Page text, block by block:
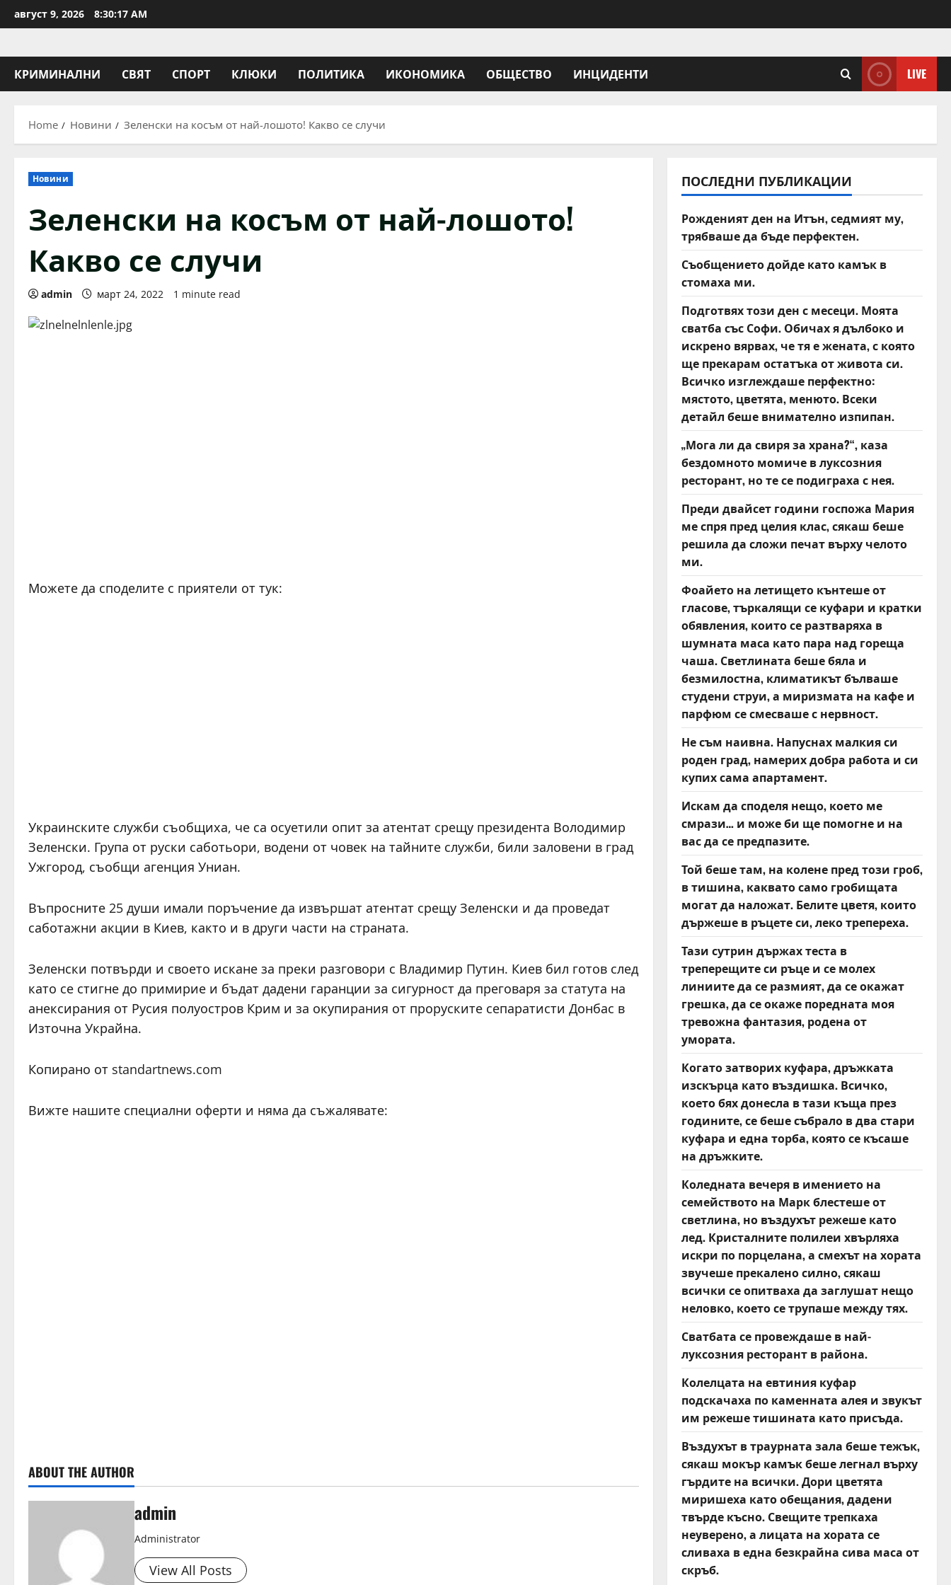
to
август 9, 2026 8:30:18 AM
КРИМИНАЛНИ СВЯТ СПОРТ КЛЮКИ ПОЛИТИКА ИКОНОМИКА ОБЩЕСТВО ИНЦИДЕНТИ LIVE
Home Новини Зеленски на косъм от най-лошото! Какво се случи
Новини
Зеленски на косъм от най-лошото!
Какво се случи
admin март 24, 2022 1 minute read
Можете да споделите с приятели от тук:
Украинските служби съобщиха, че са осуетили опит за атентат срещу президента Володимир
Зеленски. Група от руски саботьори, водени от човек на тайните служби, били заловени в град
Ужгород, съобщи агенция Униан.
Въпросните 25 души имали поръчение да извършат атентат срещу Зеленски и да проведат
саботажни акции в Киев, както и в други части на страната.
Зеленски потвърди и своето искане за преки разговори с Владимир Путин. Киев бил готов след
като се стигне до примирие и бъдат дадени гаранции за сигурност да преговаря за статута на
анексирания от Русия полуостров Крим и за окупирания от проруските сепаратисти Донбас в
Източна Украйна.
Копирано от standartnews.com
Вижте нашите специални оферти и няма да съжалявате:
ABOUT THE AUTHOR
admin
Administrator
View All Posts
ПОСЛЕДНИ ПУБЛИКАЦИИ
Рожденият ден на Итън, седмият му,
трябваше да бъде перфектен.
Съобщението дойде като камък в
стомаха ми.
Подготвях този ден с месеци. Моята
сватба със Софи. Обичах я дълбоко и
искрено вярвах, че тя е жената, с която
ще прекарам остатъка от живота си.
Всичко изглеждаше перфектно:
мястото, цветята, менюто. Всеки
детайл беше внимателно изпипан.
„Мога ли да свиря за храна?“, каза
бездомното момиче в луксозния
ресторант, но те се подиграха с нея.
Преди двайсет години госпожа Мария
ме спря пред целия клас, сякаш беше
решила да сложи печат върху челото
ми.
Фоайето на летището кънтеше от
гласове, търкалящи се куфари и кратки
обявления, които се разтваряха в
шумната маса като пара над гореща
чаша. Светлината беше бяла и
безмилостна, климатикът бълваше
студени струи, а миризмата на кафе и
парфюм се смесваше с нервност.
Не съм наивна. Напуснах малкия си
роден град, намерих добра работа и си
купих сама апартамент.
Искам да споделя нещо, което ме
смрази… и може би ще помогне и на
вас да се предпазите.
Той беше там, на колене пред този гроб,
в тишина, каквато само гробищата
могат да наложат. Белите цветя, които
държеше в ръцете си, леко трепереха.
Тази сутрин държах теста в
треперещите си ръце и се молех
линиите да се размият, да се окажат
грешка, да се окаже поредната моя
тревожна фантазия, родена от
умората.
Когато затворих куфара, дръжката
изскърца като въздишка. Всичко,
което бях донесла в тази къща през
годините, се беше събрало в два стари
куфара и една торба, която се късаше
на дръжките.
Коледната вечеря в имението на
семейството на Марк блестеше от
светлина, но въздухът режеше като
лед. Кристалните полилеи хвърляха
искри по порцелана, а смехът на хората
звучеше прекалено силно, сякаш
всички се опитваха да заглушат нещо
неловко, което се трупаше между тях.
Сватбата се провеждаше в най-
луксозния ресторант в района.
Колелцата на евтиния куфар
подскачаха по каменната алея и звукът
им режеше тишината като присъда.
Въздухът в траурната зала беше тежък,
сякаш мокър камък беше легнал върху
гърдите на всички. Дори цветята
миришеха като обещания, дадени
твърде късно. Свещите трепкаха
неуверено, а лицата на хората се
сливаха в една безкрайна сива маса от
скръб.